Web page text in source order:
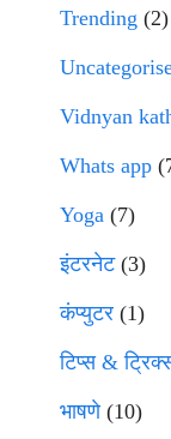
Trending (2)
Vidnyan
Whats app
Yoga (7)
इंटरनेट(3)
कंप्युटर (1)
टिप्स &
भाषणे(10)